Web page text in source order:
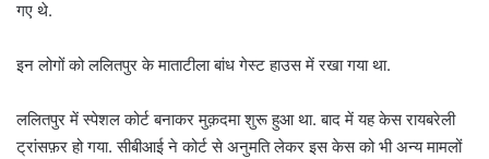
गए थे.
इन लोगों को ललितपुर के माताटीला बांध गेस्ट हाउस में रखा गया था.
ललितपुर में स्पेशल कोर्ट बनाकर मुक़दमा शुरू हुआ था. बाद में यह केस रायबरेली
ट्रांसफ़र हो गया. सीबीआई ने कोर्ट से अनुमति लेकर इस केस को भी अन्य मामलों